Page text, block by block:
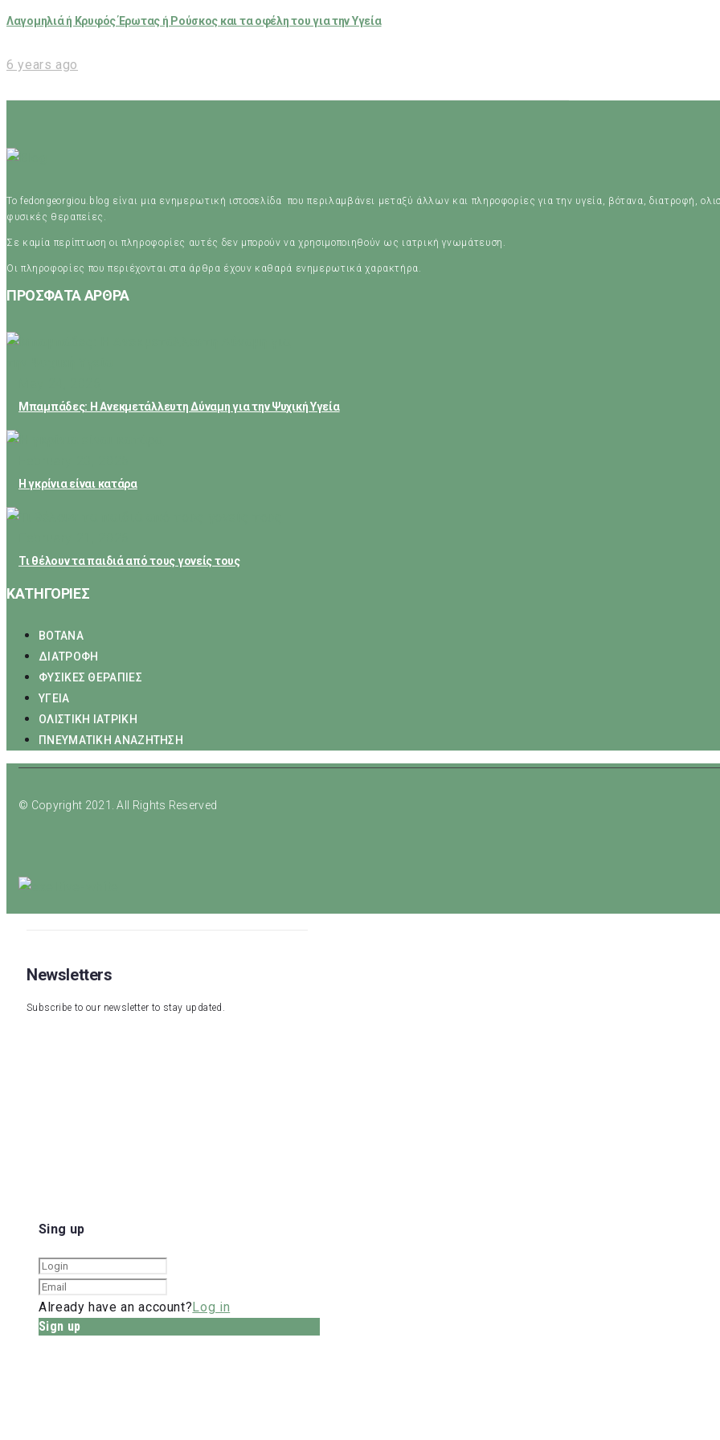
Λαγομηλιά ή Κρυφός Έρωτας ή Ρούσκος και τα οφέλη του για την Υγεία
6 years ago
Το fedongeorgiou.blog είναι μια ενημερωτική ιστοσελίδα που περιλαμβάνει μεταξύ άλλων και πληροφορίες για την υγεία, βότανα, διατροφή,
φυσικές θεραπείες.
Σε καμία περίπτωση οι πληροφορίες αυτές δεν μπορούν να χρησιμοποιηθούν ως ιατρική γνωμάτευση.
Οι πληροφορίες που περιέχονται στα άρθρα έχουν καθαρά ενημερωτικά χαρακτήρα.
ΠΡΟΣΦΑΤΑ ΑΡΘΡΑ
Μπαμπάδες: Η Ανεκμετάλλευτη Δύναμη για την Ψυχική Υγεία
Η γκρίνια είναι κατάρα
Τι θέλουν τα παιδιά από τους γονείς τους
ΚΑΤΗΓΟΡΙΕΣ
ΒΟΤΑΝΑ
ΔΙΑΤΡΟΦΗ
ΦΥΣΙΚΕΣ ΘΕΡΑΠΙΕΣ
ΥΓΕΙΑ
ΟΛΙΣΤΙΚΗ ΙΑΤΡΙΚΗ
ΠΝΕΥΜΑΤΙΚΗ ΑΝΑΖΗΤΗΣΗ
© Copyright 2021. All Rights Reserved
Newsletters
Subscribe to our newsletter to stay updated.
Sing up
Already have an account?Log in
Sign up